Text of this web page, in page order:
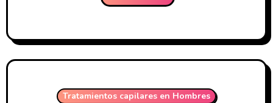
Tratamientos capilares en Hombres